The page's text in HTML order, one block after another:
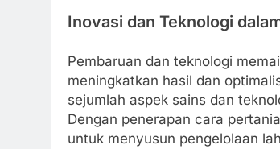
Inovasi dan Teknologi
Pembaruan dan teknologi
meningkatkan hasil dan
sejumlah aspek sains dan
Dengan penerapan cara
untuk menyusun pengelolaan